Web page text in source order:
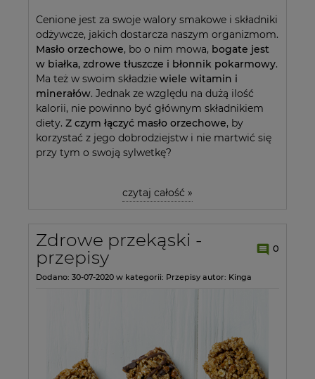
Cenione jest za swoje walory smakowe i składniki
odżywcze, jakich dostarcza naszym organizmom.
Masło orzechowe, bo o nim mowa, bogate jest
w białka, zdrowe tłuszcze i błonnik pokarmowy.
Ma też w swoim składzie wiele witamin i
minerałów. Jednak ze względu na dużą ilość
kalorii, nie powinno być głównym składnikiem
diety. Z czym łączyć masło orzechowe, by
korzystać z jego dobrodziejstw i nie martwić się
przy tym o swoją sylwetkę?
czytaj całość »
Zdrowe przekąski -
przepisy
0
Dodano: 30-07-2020 w kategorii: Przepisy autor: Kinga